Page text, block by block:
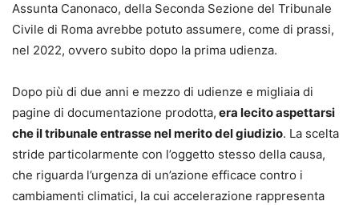
Assunta Canonaco, della Seconda Sezione del Tribunale
Civile di Roma avrebbe potuto assumere, come di prassi,
nel 2022, ovvero subito dopo la prima udienza.
Dopo più di due anni e mezzo di udienze e migliaia di
pagine di documentazione prodotta, era lecito aspettarsi
che il tribunale entrasse nel merito del giudizio. La scelta
stride particolarmente con l’oggetto stesso della causa,
che riguarda l’urgenza di un’azione efficace contro i
cambiamenti climatici, la cui accelerazione rappresenta